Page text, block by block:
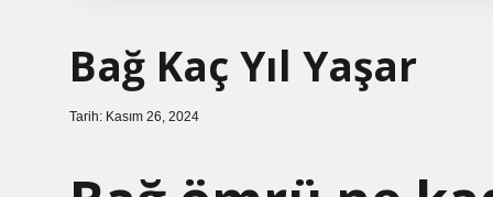
Bağ Kaç Yıl Yaşar
Tarih: Kasım 26, 2024